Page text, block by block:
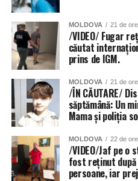
MOLDOVA 21 de
/VIDEO/ Fugar
căutat
prins de IGM.
MOLDOVA 21 de
/ÎN CĂUTARE/
săptămână: Un
Mama și poliția
MOLDOVA 22 de
/VIDEO/Jaf pe o
fost reținut
persoane, iar